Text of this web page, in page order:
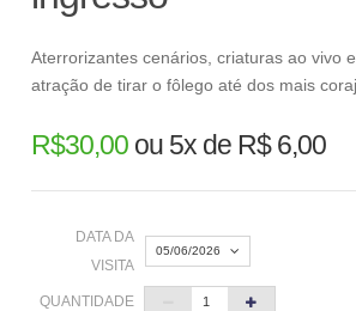
Aterrorizantes cenários, criaturas ao vivo
atração de tirar o fôlego até dos mais
R$30,00ou 5x de R$ 6,00
DATA DA
VISITA
05/06/2026
QUANTIDADE